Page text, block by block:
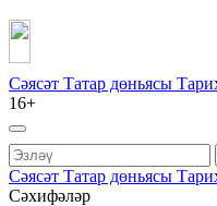
Сәясәт Татар дөньясы
16+
Сәясәт Татар дөньясы
Сәхифәләр